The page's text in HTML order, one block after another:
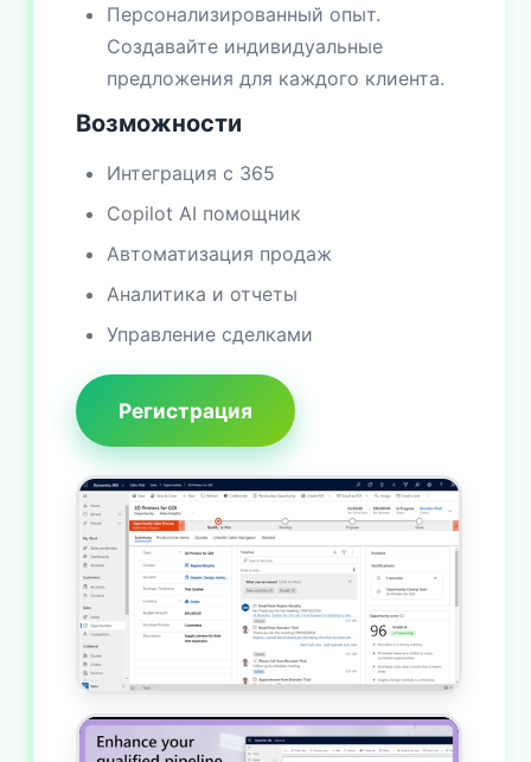
Персонализированный опыт.
Создавайте индивидуальные
предложения для каждого клиента.
Возможности
Интеграция с 365
Copilot AI помощник
Автоматизация продаж
Аналитика и отчеты
Управление сделками
Регистрация